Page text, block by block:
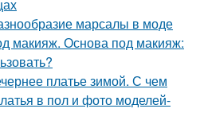
марсалы в моде
макияж. Основа под макияж:
платье зимой. С чем
в пол и фото моделей-